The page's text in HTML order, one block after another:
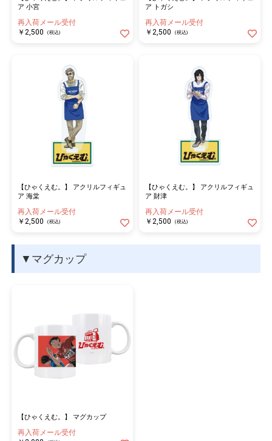
ア 小宮
再入荷メール受付
￥2,500
(税込)
ア トガシ
再入荷メール受付
￥2,500
(税込)
【ひゃくえむ。】 アクリルフィギュ
ア 海棠
再入荷メール受付
￥2,500
(税込)
【ひゃくえむ。】 アクリルフィギュ
ア 財津
再入荷メール受付
￥2,500
(税込)
▼マグカップ
【ひゃくえむ。】 マグカップ
再入荷メール受付